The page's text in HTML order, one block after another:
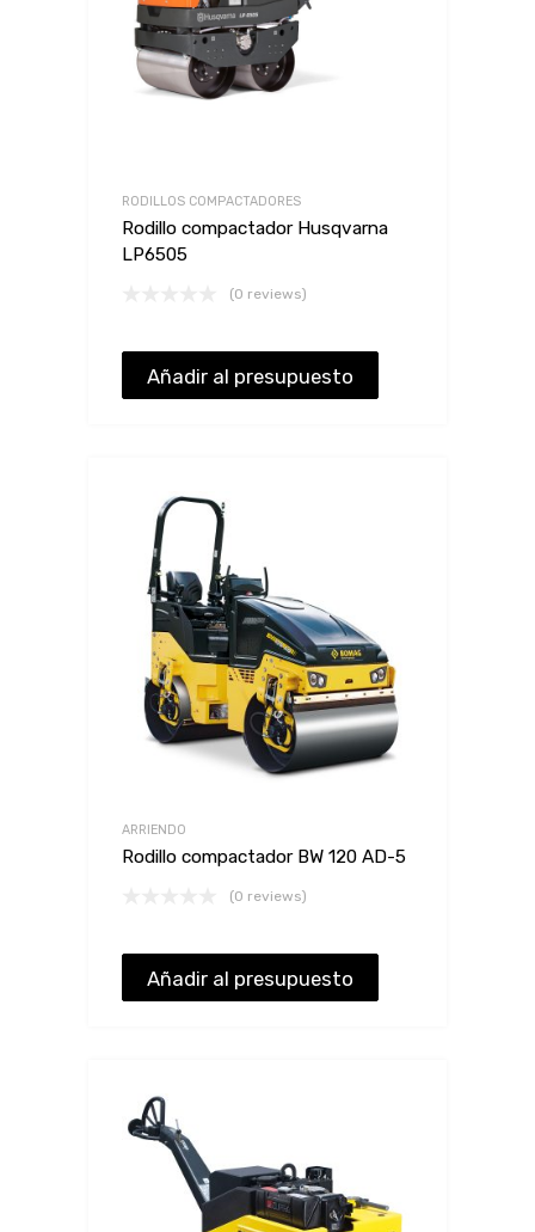
RODILLOS COMPACTADORES
Rodillo compactador Husqvarna
LP6505
(0 reviews)
Añadir al presupuesto
ARRIENDO
Rodillo compactador BW 120 AD-5
(0 reviews)
Añadir al presupuesto